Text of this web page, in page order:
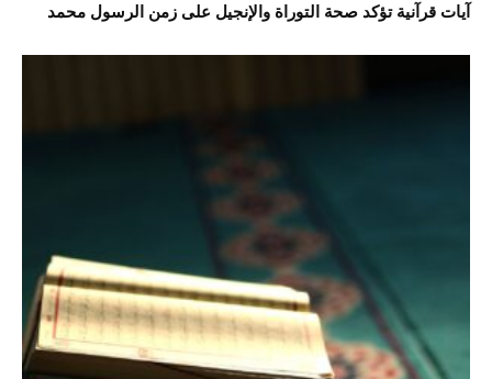
آيات قرآنية تؤكد صحة التوراة والإنجيل على زمن الرسول محمد